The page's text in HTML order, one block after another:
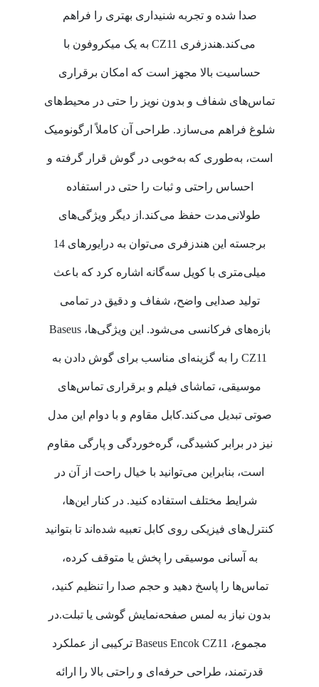
صدا شده و تجربه شنیداری بهتری را فراهم
می‌کند.هندزفری CZ11 به یک میکروفون با
حساسیت بالا مجهز است که امکان برقراری
تماس‌های شفاف و بدون نویز را حتی در محیط‌های
شلوغ فراهم می‌سازد. طراحی آن کاملاً ارگونومیک
است، به‌طوری که به‌خوبی در گوش قرار گرفته و
احساس راحتی و ثبات را حتی در استفاده
طولانی‌مدت حفظ می‌کند.از دیگر ویژگی‌های
برجسته این هندزفری می‌توان به درایورهای 14
میلی‌متری با کویل سه‌گانه اشاره کرد که باعث
تولید صدایی واضح، شفاف و دقیق در تمامی
بازه‌های فرکانسی می‌شود. این ویژگی‌ها، Baseus
CZ11 را به گزینه‌ای مناسب برای گوش دادن به
موسیقی، تماشای فیلم و برقراری تماس‌های
صوتی تبدیل می‌کند.کابل مقاوم و با دوام این مدل
نیز در برابر کشیدگی، گره‌خوردگی و پارگی مقاوم
است، بنابراین می‌توانید با خیال راحت از آن در
شرایط مختلف استفاده کنید. در کنار این‌ها،
کنترل‌های فیزیکی روی کابل تعبیه شده‌اند تا بتوانید
به آسانی موسیقی را پخش یا متوقف کرده،
تماس‌ها را پاسخ دهید و حجم صدا را تنظیم کنید،
بدون نیاز به لمس صفحه‌نمایش گوشی یا تبلت.در
مجموع، Baseus Encok CZ11 ترکیبی از عملکرد
قدرتمند، طراحی حرفه‌ای و راحتی بالا را ارائه